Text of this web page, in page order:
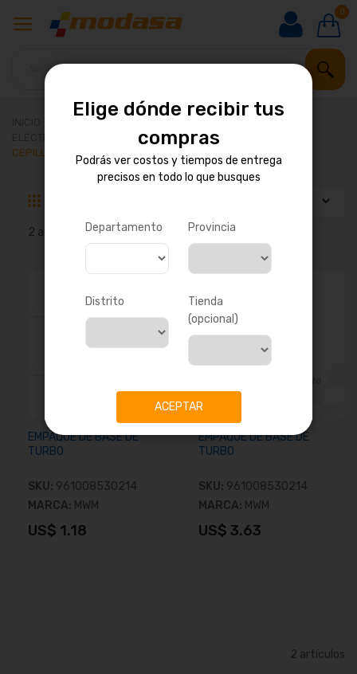
0
HERRAMIENTAS Y MAQUINARIA
ELÉCTRICAS E INALÁMBRICAS
CEPILLOS ELÉCTRICOS PARA MADERA
Parrilla
2 artículos
EMPAQUE DE BASE DE
TURBO
SKU: 961008530214
MARCA: MWM
US$ 1.18
EMPAQUE DE BASE DE
TURBO
SKU: 961008530214
MARCA: MWM
US$ 3.63
2 artículos
Elige dónde recibir tus
compras
Podrás ver costos y tiempos de entrega
precisos en todo lo que busques
Departamento Provincia
Distrito
Tienda
(opcional)
ACEPTAR